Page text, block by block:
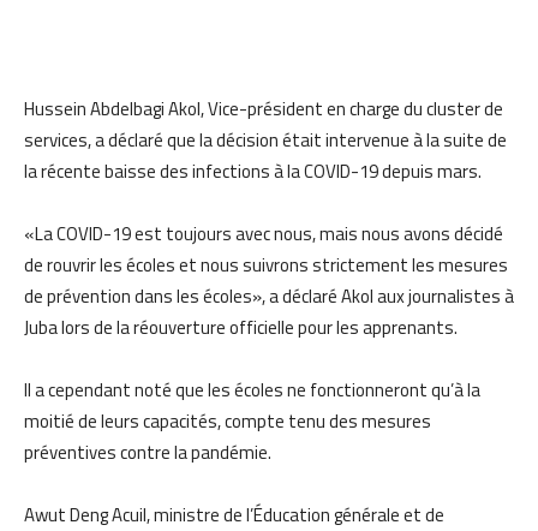
Hussein Abdelbagi Akol,Vice-présidenten charge du cluster de
services, a déclaré que la décision était intervenue à la suite de
larécente baisse des infectionsà laCOVID-19 depuis mars.
«LaCOVID-19 est toujours avec nous,mais nous avons décidé
de rouvrir les écoles et nous suivrons strictement les mesures
de préventiondans les écoles», a déclaré Akol aux journalistes à
Juba lors de la réouverture officielle pour les apprenants.
Il a cependant noté que les écoles ne fonctionneront qu’à la
moitié deleurscapacités, compte tenu desmesures
préventives contrela pandémie.
Awut Deng Acuil, ministre de l’Éducation générale et de